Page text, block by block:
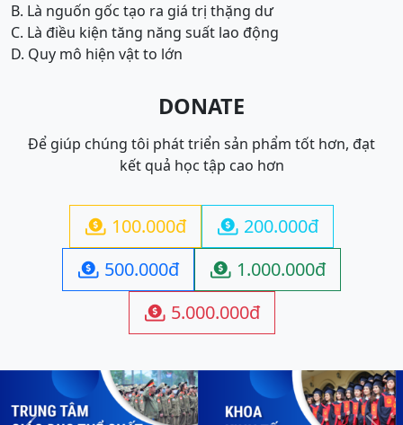
B. Là nguốn gốc tạo ra giá trị thặng dư
C. Là điều kiện tăng năng suất lao động
D. Quy mô hiện vật to lớn
DONATE
Để giúp chúng tôi phát triển sản phẩm tốt hơn, đạt
kết quả học tập cao hơn
 100.000đ  200.000đ
 500.000đ  1.000.000đ
 5.000.000đ